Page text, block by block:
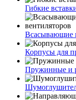
Гибкие
Всасывающие
Корпусы для
Пружинные и